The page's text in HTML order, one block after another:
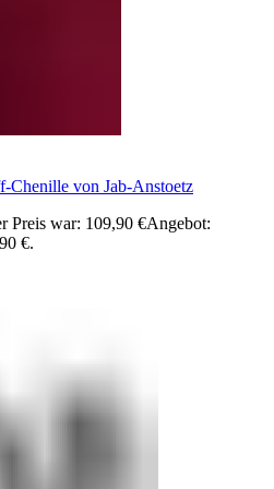
Chenille von Jab-Anstoetz
Preis war: 109,90 €Angebot:
€.